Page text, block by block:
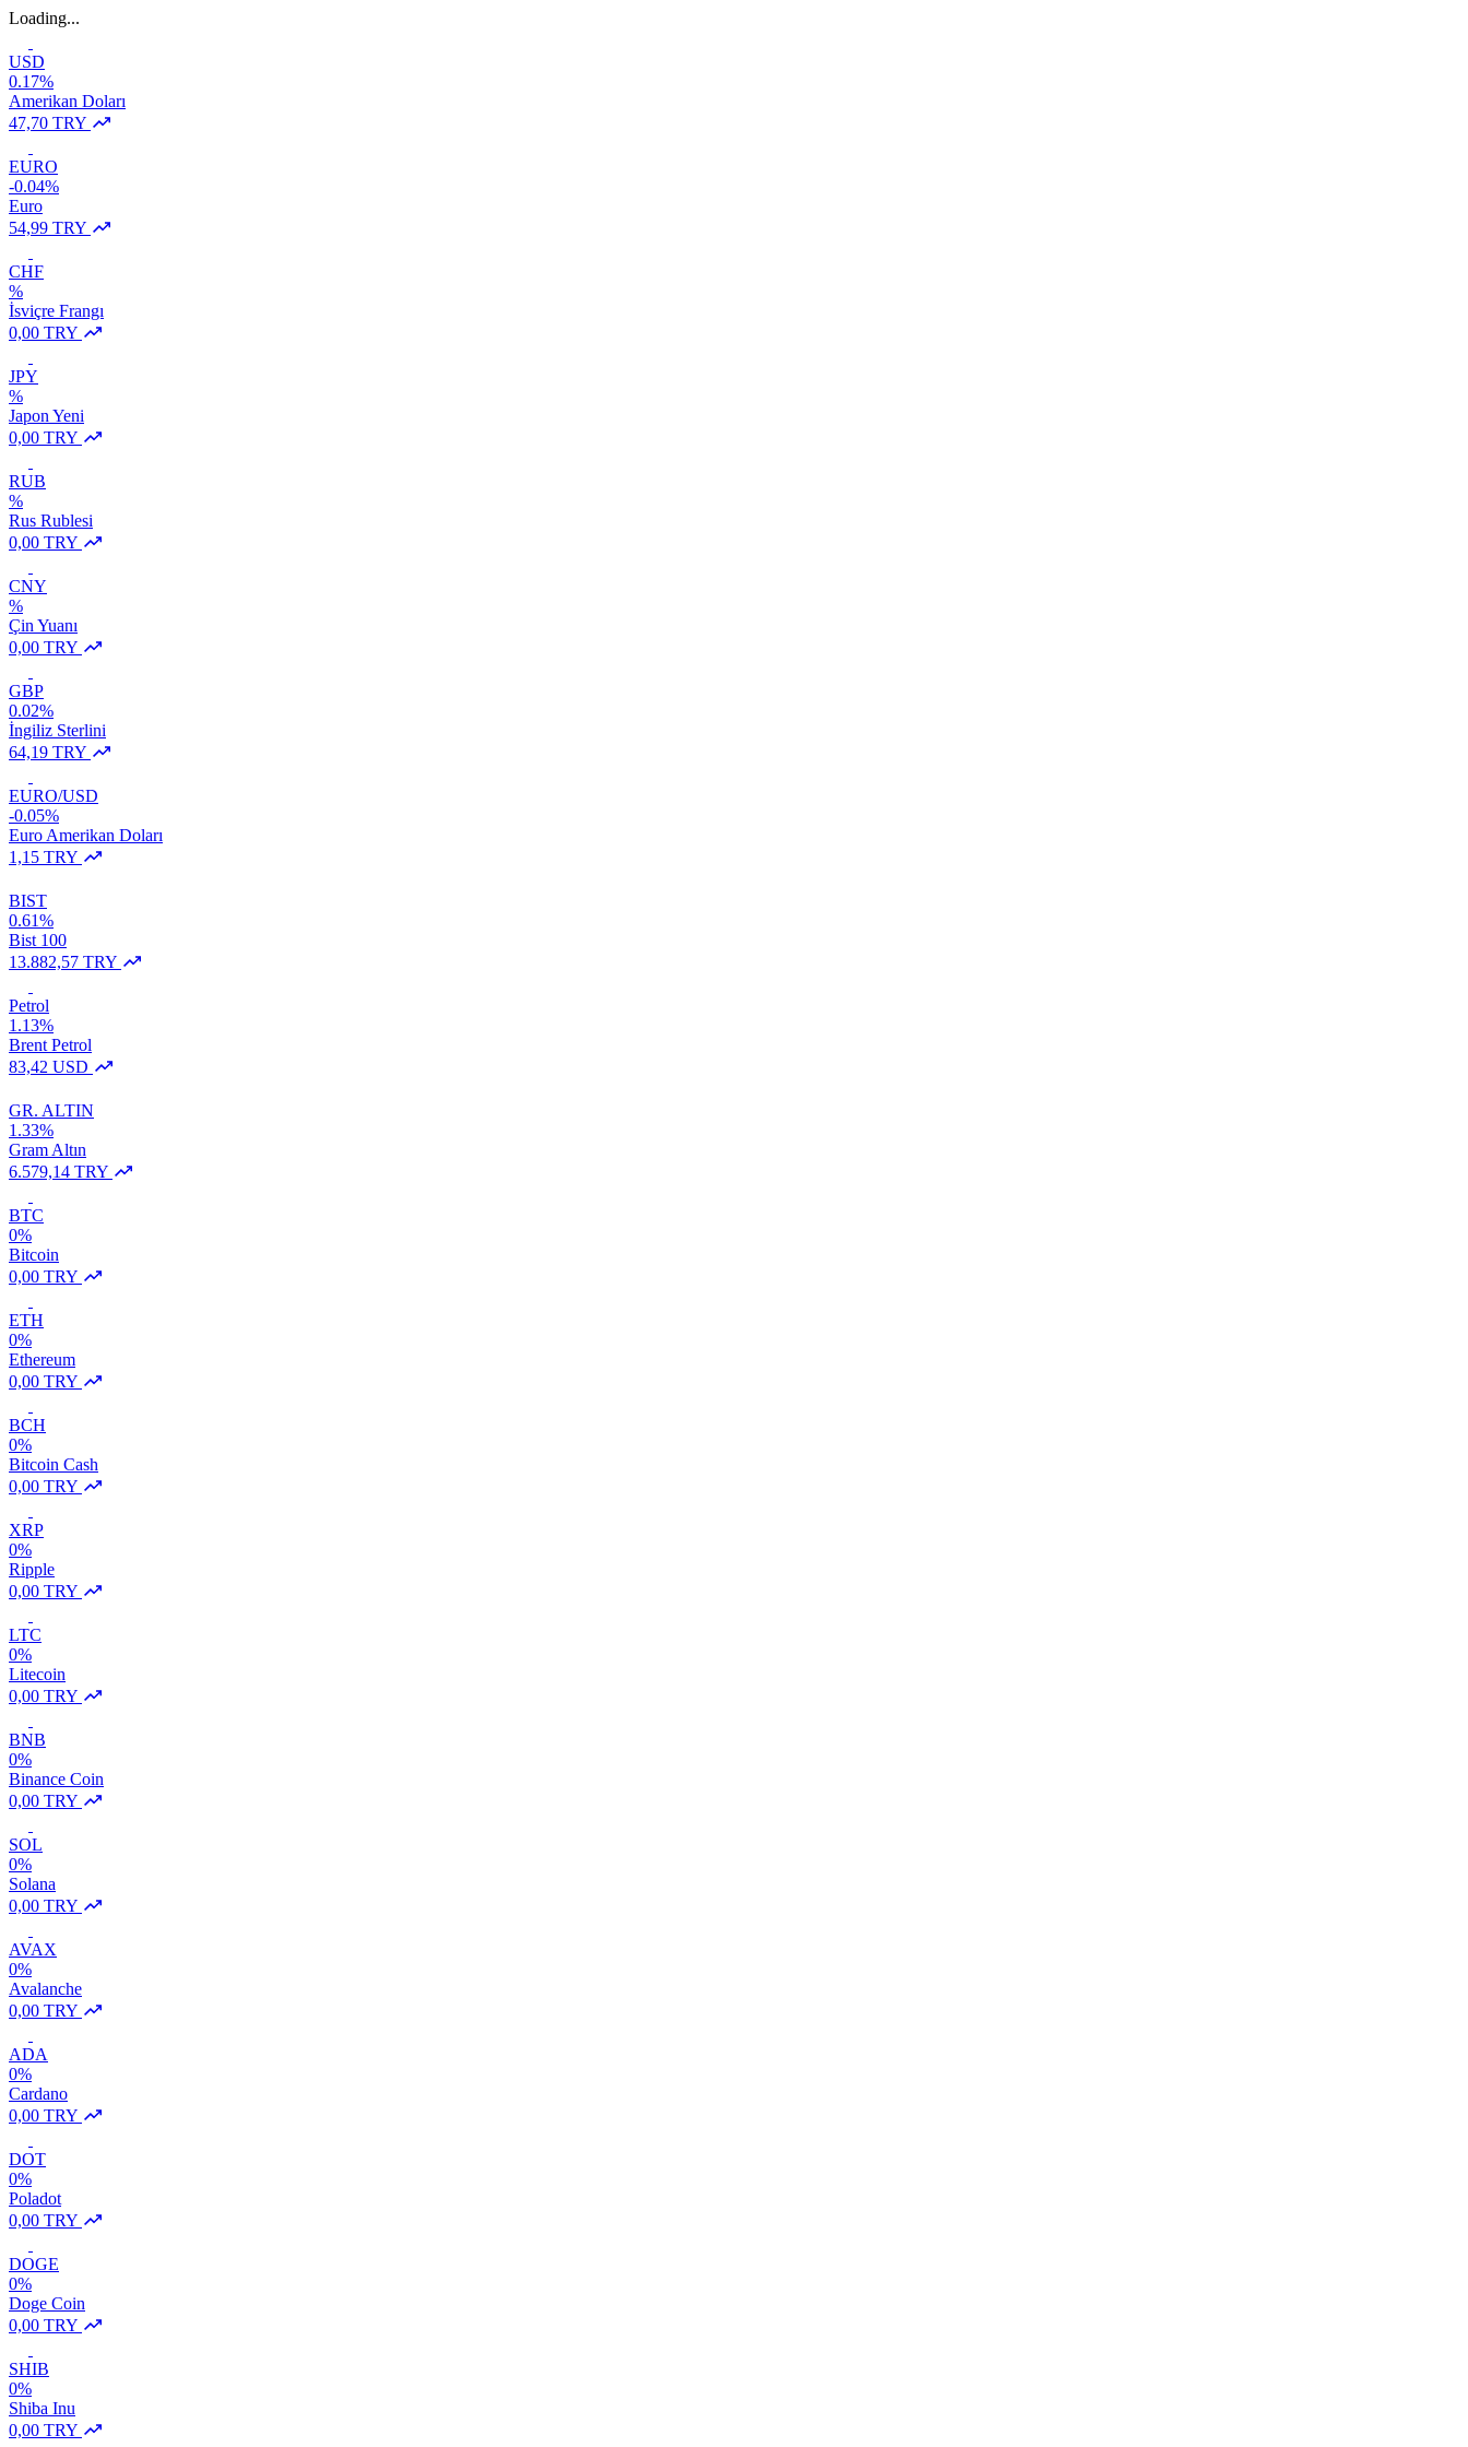
Loading...
USD
0.17%
Amerikan Doları
47,70 TRY
EURO
-0.04%
Euro
54,99 TRY
CHF
%
İsviçre Frangı
0,00 TRY
JPY
%
Japon Yeni
0,00 TRY
RUB
%
Rus Rublesi
0,00 TRY
CNY
%
Çin Yuanı
0,00 TRY
GBP
0.02%
İngiliz Sterlini
64,19 TRY
EURO/USD
-0.05%
Euro Amerikan Doları
1,15 TRY
BIST
0.61%
Bist 100
13.882,57 TRY
Petrol
1.13%
Brent Petrol
83,42 USD
GR. ALTIN
1.33%
Gram Altın
6.579,14 TRY
BTC
0%
Bitcoin
0,00 TRY
ETH
0%
Ethereum
0,00 TRY
BCH
0%
Bitcoin Cash
0,00 TRY
XRP
0%
Ripple
0,00 TRY
LTC
0%
Litecoin
0,00 TRY
BNB
0%
Binance Coin
0,00 TRY
SOL
0%
Solana
0,00 TRY
AVAX
0%
Avalanche
0,00 TRY
ADA
0%
Cardano
0,00 TRY
DOT
0%
Poladot
0,00 TRY
DOGE
0%
Doge Coin
0,00 TRY
SHIB
0%
Shiba Inu
0,00 TRY